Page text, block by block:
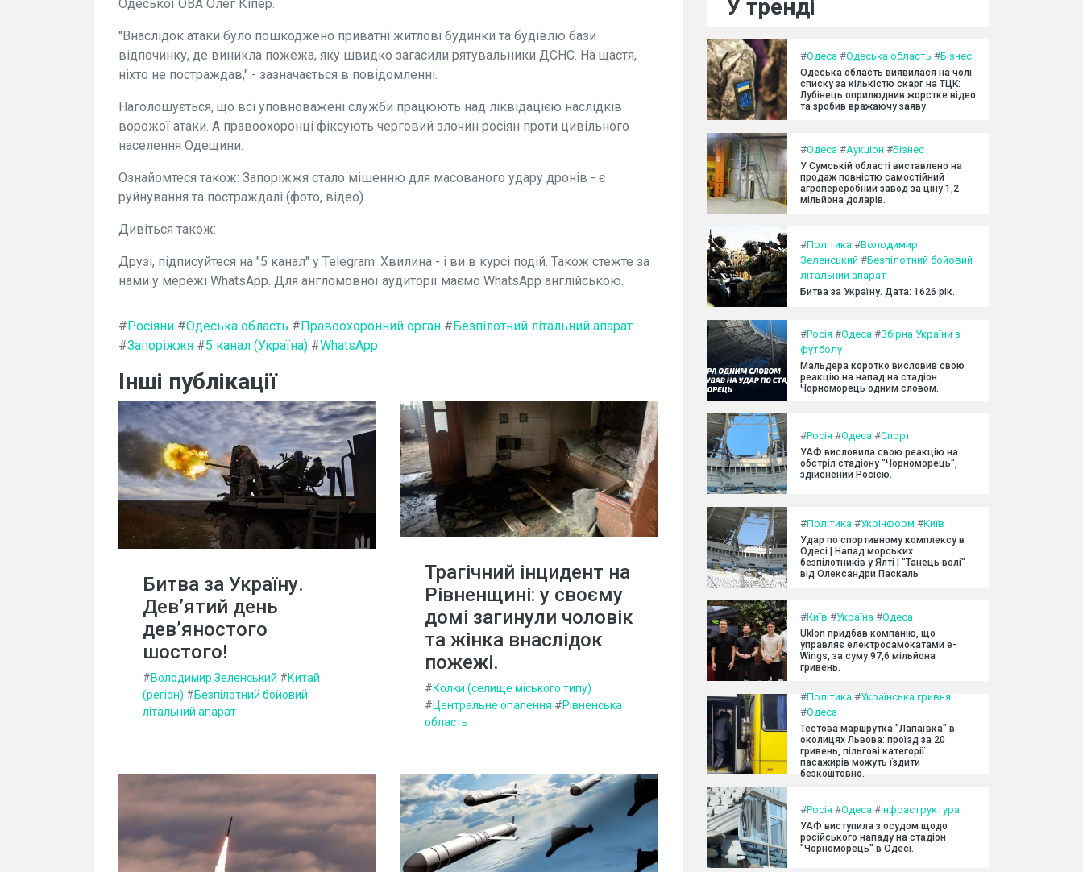
Одеської ОВА Олег Кіпер.
"Внаслідок атаки було пошкоджено приватні житлові будинки та будівлю бази
відпочинку, де виникла пожежа, яку швидко загасили рятувальники ДСНС. На щастя,
ніхто не постраждав," - зазначається в повідомленні.
Наголошується, що всі уповноважені служби працюють над ліквідацією наслідків
ворожої атаки. А правоохоронці фіксують черговий злочин росіян проти цивільного
населення Одещини.
Ознайомтеся також: Запоріжжя стало мішенню для масованого удару дронів - є
руйнування та постраждалі (фото, відео).
Дивіться також:
Друзі, підписуйтеся на "5 канал" у Telegram. Хвилина - і ви в курсі подій. Також стежте за
нами у мережі WhatsApp. Для англомовної аудиторії маємо WhatsApp англійською.
#Росіяни #Одеська область #Правоохоронний орган #Безпілотний літальний апарат
#Запоріжжя #5 канал (Україна) #WhatsApp
Інші публікації
Битва за Україну.
Дев’ятий день
дев’яностого
шостого!
#Володимир Зеленський #Китай
(регіон) #Безпілотний бойовий
літальний апарат
Трагічний інцидент на
Рівненщині: у своєму
домі загинули чоловік
та жінка внаслідок
пожежі.
#Колки (селище міського типу)
#Центральне опалення #Рівненська
область
У тренді
#Одеса #Одеська область #Бізнес
Одеська область виявилася на чолі
списку за кількістю скарг на ТЦК:
Лубінець оприлюднив жорстке відео
та зробив вражаючу заяву.
#Одеса #Аукціон #Бізнес
У Сумській області виставлено на
продаж повністю самостійний
агропереробний завод за ціну 1,2
мільйона доларів.
#Політика #Володимир
Зеленський #Безпілотний бойовий
літальний апарат
Битва за Україну. Дата: 1626 рік.
#Росія #Одеса #Збірна України з
футболу
Мальдера коротко висловив свою
реакцію на напад на стадіон
Чорноморець одним словом.
#Росія #Одеса #Спорт
УАФ висловила свою реакцію на
обстріл стадіону "Чорноморець",
здійснений Росією.
#Політика #Укрінформ #Київ
Удар по спортивному комплексу в
Одесі | Напад морських
безпілотників у Ялті | "Танець волі"
від Олександри Паскаль
#Київ #Україна #Одеса
Uklon придбав компанію, що
управляє електросамокатами e-
Wings, за суму 97,6 мільйона
гривень.
#Політика #Українська гривня
#Одеса
Тестова маршрутка "Лапаївка" в
околицях Львова: проїзд за 20
гривень, пільгові категорії
пасажирів можуть їздити
безкоштовно.
#Росія #Одеса #Інфраструктура
УАФ виступила з осудом щодо
російського нападу на стадіон
"Чорноморець" в Одесі.